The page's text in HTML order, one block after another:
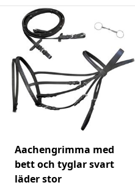
Aachengrimma med
bett och tyglar svart
läder stor